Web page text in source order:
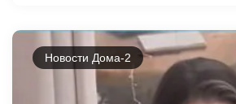
Новости Дома-2